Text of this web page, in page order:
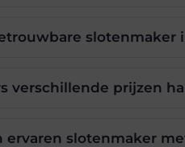
slotenmaker
verschillende prijzen
ervaren slotenmaker